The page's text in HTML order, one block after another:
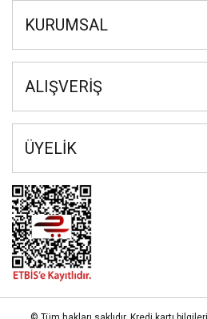
KURUMSAL
ALIŞVERİŞ
ÜYELİK